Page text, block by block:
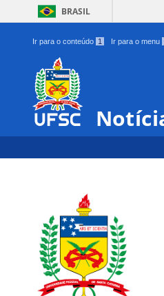
BRASIL
Ir para o conteúdo 1 Ir para o menu